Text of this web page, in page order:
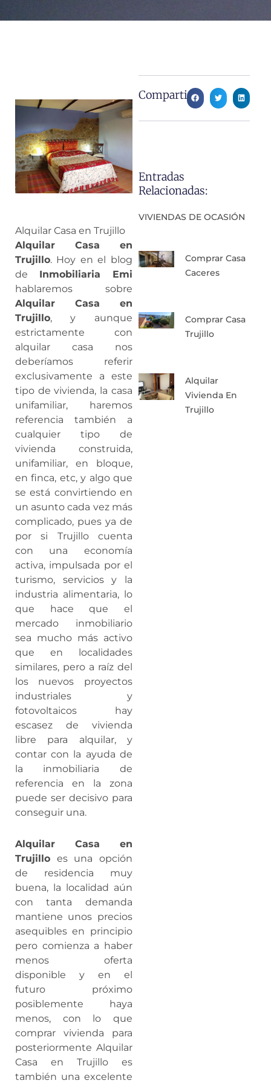
Alquilar Casa en Trujillo
Alquilar Casa en
Trujillo. Hoy en el blog
de Inmobiliaria Emi
hablaremos sobre
Alquilar Casa en
Trujillo, y aunque
estrictamente con
alquilar casa nos
deberíamos referir
exclusivamente a este
tipo de vivienda, la casa
unifamiliar, haremos
referencia también a
cualquier tipo de
vivienda construida,
unifamiliar, en bloque,
en finca, etc, y algo que
se está convirtiendo en
un asunto cada vez más
complicado, pues ya de
por si Trujillo cuenta
con una economía
activa, impulsada por el
turismo, servicios y la
industria alimentaria, lo
que hace que el
mercado inmobiliario
sea mucho más activo
que en localidades
similares, pero a raíz del
los nuevos proyectos
industriales y
fotovoltaicos hay
escasez de vivienda
libre para alquilar, y
contar con la ayuda de
la inmobiliaria de
referencia en la zona
puede ser decisivo para
conseguir una.
Alquilar Casa en
Trujillo es una opción
de residencia muy
buena, la localidad aún
con tanta demanda
mantiene unos precios
asequibles en principio
pero comienza a haber
menos oferta
disponible y en el
futuro próximo
posiblemente haya
menos, con lo que
comprar vivienda para
posteriormente Alquilar
Casa en Trujillo es
también una excelente
Compartir:
Entradas
Relacionadas:
VIVIENDAS DE OCASIÓN
Comprar Casa
Caceres
Comprar Casa
Trujillo
Alquilar
Vivienda En
Trujillo